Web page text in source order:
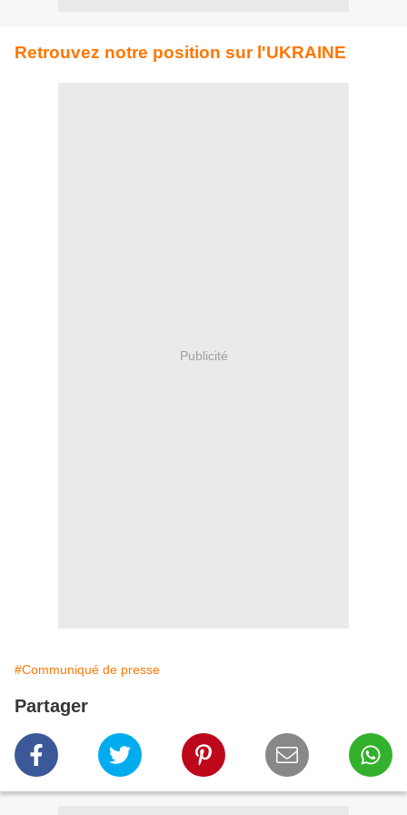
Retrouvez notre position sur l'UKRAINE
Publicité
#Communiqué de presse
Partager